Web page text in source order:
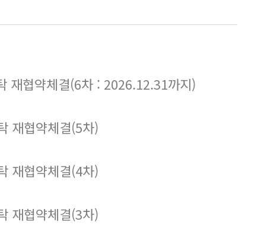
재협약체결(6차 : 2026.12.31까지)
재협약체결(5차)
재협약체결(4차)
재협약체결(3차)